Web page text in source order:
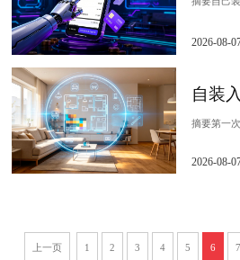
2026-08-
2026-08-
上一页 1 2 3 4 5 6 7